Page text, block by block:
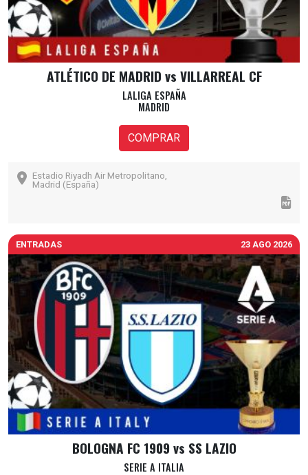
ATLÉTICO DE MADRID vs VILLARREAL CF
LALIGA ESPAÑA
MADRID
COMPRAR
Estadio Riyadh Air Metropolitano,
Madrid (España)
ENTRADAS 23 AGO 2026
BOLOGNA FC 1909 vs SS LAZIO
SERIE A ITALIA